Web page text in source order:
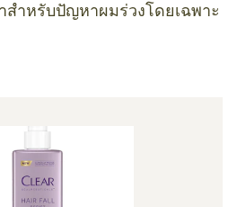
ำหรับปัญหาผมร่วงโดยเฉพาะ